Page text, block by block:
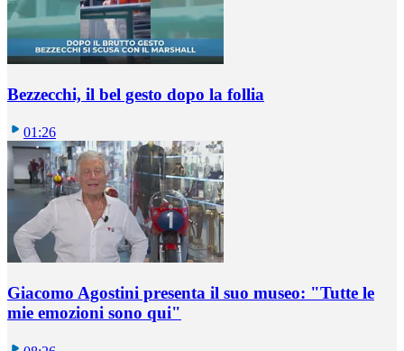
Bezzecchi, il bel gesto dopo la follia
01:26
Giacomo Agostini presenta il suo museo: "Tutte le
mie emozioni sono qui"